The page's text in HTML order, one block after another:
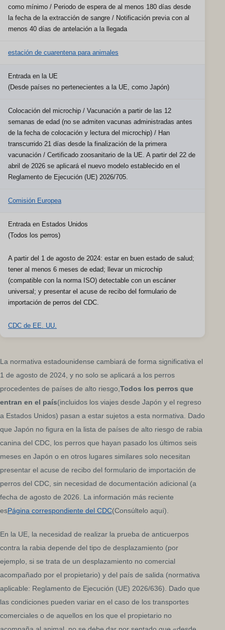
como mínimo / Periodo de espera de al menos 180 días desde
la fecha de la extracción de sangre / Notificación previa con al
menos 40 días de antelación a la llegada
estación de cuarentena para animales
Entrada en la UE
(Desde países no pertenecientes a la UE, como Japón)
Colocación del microchip / Vacunación a partir de las 12
semanas de edad (no se admiten vacunas administradas antes
de la fecha de colocación y lectura del microchip) / Han
transcurrido 21 días desde la finalización de la primera
vacunación / Certificado zoosanitario de la UE. A partir del 22 de
abril de 2026 se aplicará el nuevo modelo establecido en el
Reglamento de Ejecución (UE) 2026/705.
Comisión Europea
Entrada en Estados Unidos
(Todos los perros)
A partir del 1 de agosto de 2024: estar en buen estado de salud;
tener al menos 6 meses de edad; llevar un microchip
(compatible con la norma ISO) detectable con un escáner
universal; y presentar el acuse de recibo del formulario de
importación de perros del CDC.
CDC de EE. UU.
La normativa estadounidense cambiará de forma significativa el
1 de agosto de 2024, y no solo se aplicará a los perros
procedentes de países de alto riesgo, Todos los perros que
entran en el país(incluidos los viajes desde Japón y el regreso
a Estados Unidos) pasan a estar sujetos a esta normativa. Dado
que Japón no figura en la lista de países de alto riesgo de rabia
canina del CDC, los perros que hayan pasado los últimos seis
meses en Japón o en otros lugares similares solo necesitan
presentar el acuse de recibo del formulario de importación de
perros del CDC, sin necesidad de documentación adicional (a
fecha de agosto de 2026. La información más reciente
esPágina correspondiente del CDC(Consúltelo aquí).
En la UE, la necesidad de realizar la prueba de anticuerpos
contra la rabia depende del tipo de desplazamiento (por
ejemplo, si se trata de un desplazamiento no comercial
acompañado por el propietario) y del país de salida (normativa
aplicable: Reglamento de Ejecución (UE) 2026/636). Dado que
las condiciones pueden variar en el caso de los transportes
comerciales o de aquellos en los que el propietario no